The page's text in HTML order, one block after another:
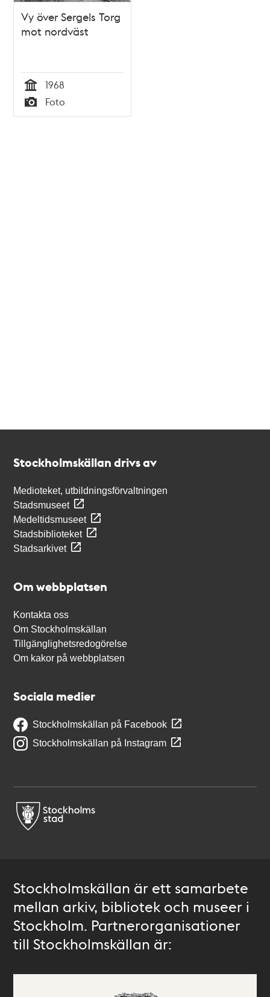
Vy över Sergels Torg
mot nordväst
Tid
1968
Typ
Foto
Stockholmskällan drivs av
Medioteket, utbildningsförvaltningen
Stadsmuseet
Medeltidsmuseet
Stadsbiblioteket
Stadsarkivet
Om webbplatsen
Kontakta oss
Om Stockholmskällan
Tillgänglighetsredogörelse
Om kakor på webbplatsen
Sociala medier
Stockholmskällan på Facebook
Stockholmskällan på Instagram
Stockholmskällan är ett samarbete
mellan arkiv, bibliotek och museer i
Stockholm. Partnerorganisationer
till Stockholmskällan är: